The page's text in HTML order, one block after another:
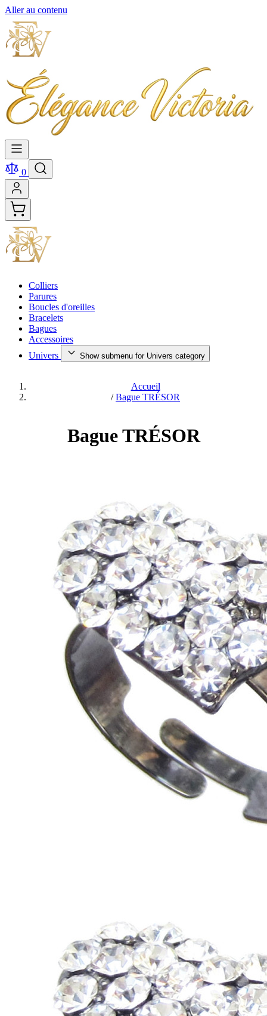
Aller au contenu
0
Colliers
Parures
Boucles d'oreilles
Bracelets
Bagues
Accessoires
Univers
Show submenu for Univers category
Accueil
/ Bague TRÉSOR
Bague TRÉSOR